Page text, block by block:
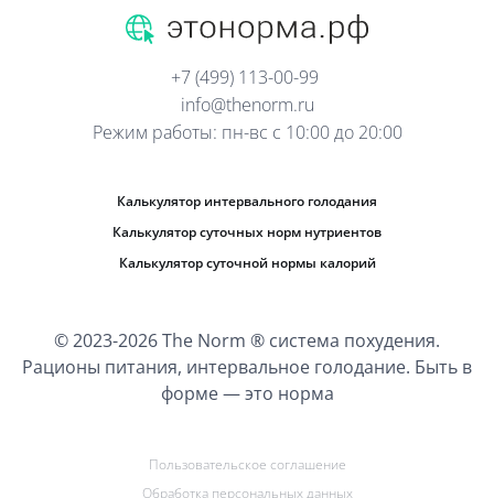
+7 (499) 113-00-99
info@thenorm.ru
Режим работы: пн-вс с 10:00 до 20:00
Калькулятор интервального голодания
Калькулятор суточных норм нутриентов
Калькулятор суточной нормы калорий
© 2023-2026 The Norm ® система похудения.
Рационы питания, интервальное голодание. Быть в
форме — это норма
Пользовательское соглашение
Обработка персональных данных